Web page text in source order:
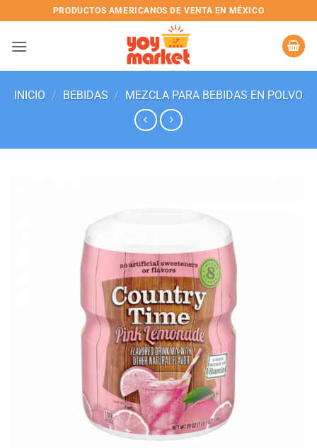
to
content
PRODUCTOS AMERICANOS DE VENTA EN MÉXICO
INICIO / BEBIDAS / MEZCLA PARA BEBIDAS EN POLVO